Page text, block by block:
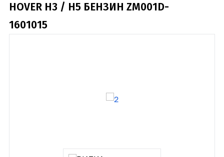
HOVER H3 / H5 БЕНЗИН ZM001D-
1601015